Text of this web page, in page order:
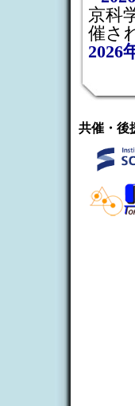
京科
催さ
2026